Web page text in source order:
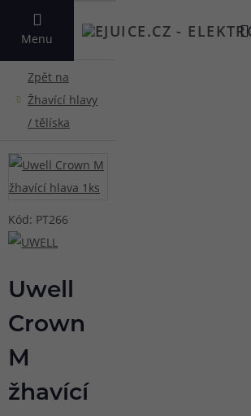
Menu
VYHLEDAT
Kód: PT266
Uwell
Crown
M
žhavící